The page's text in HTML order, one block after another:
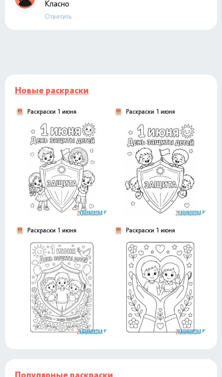
Класно
Ответить
Новые раскраски
Раскраски 1 июня Раскраски 1 июня
Раскраски 1 июня Раскраски 1 июня